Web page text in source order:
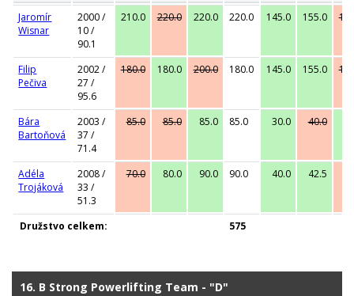
Jaromír
Wisnar
2000 /
10 /
90.1
210.0 220.0 220.0 220.0 145.0 155.0
Filip
Pečiva
2002 /
27 /
95.6
180.0 180.0 200.0 180.0 145.0 155.0
Bára
Bartoňová
2003 /
37 /
71.4
85.0 85.0 85.0 85.0 30.0 40.0
Adéla
Trojáková
2008 /
33 /
51.3
70.0 80.0 90.0 90.0 40.0 42.5
Družstvo celkem: 575
16. B Strong Powerlifting Team - "D"